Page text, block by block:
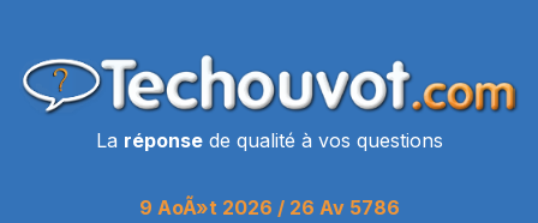
La réponsede qualité à vos questions
9 AoÃ»t 2026 / 26 Av 5786